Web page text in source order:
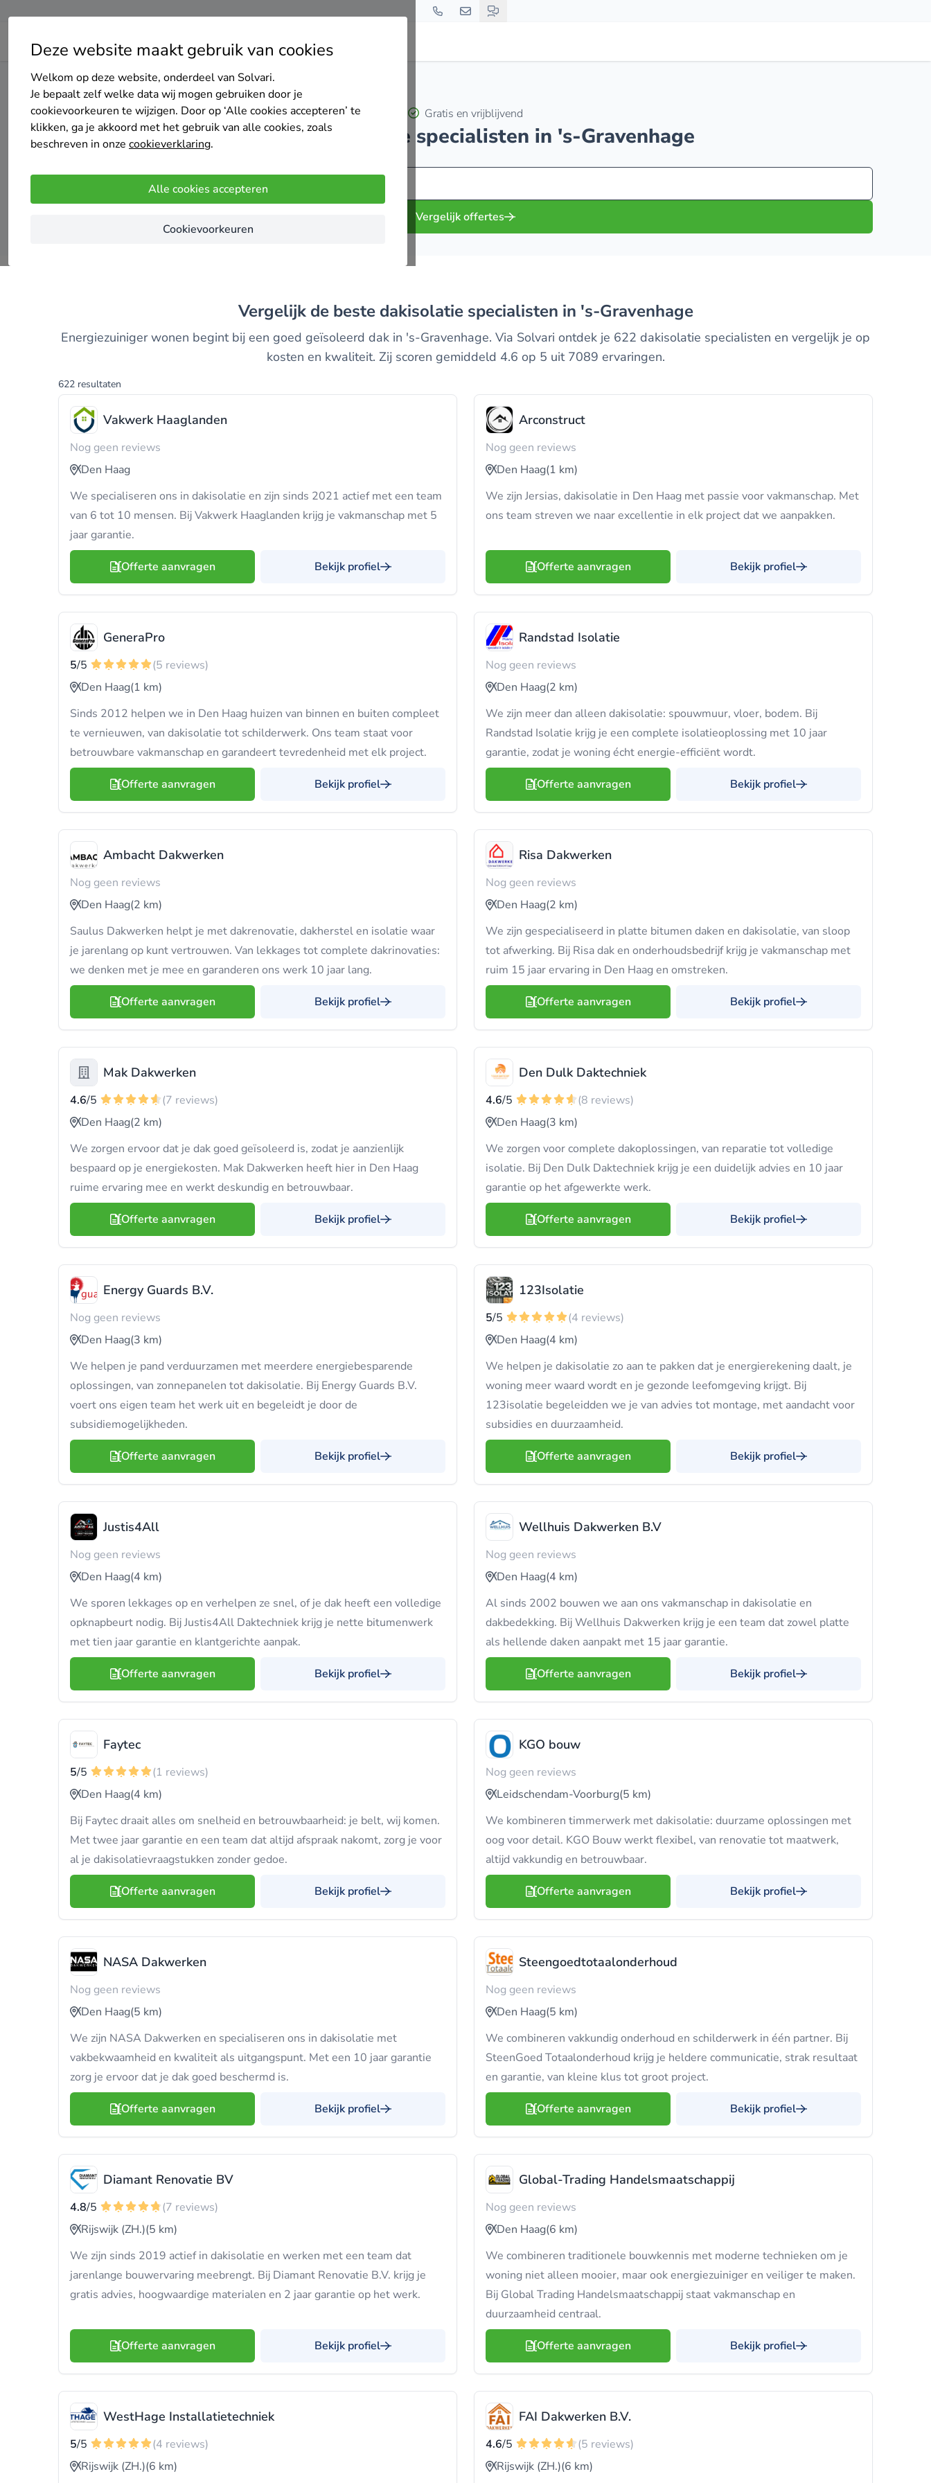
Deze website maakt gebruik van cookies
Welkom op deze website, onderdeel van Solvari.
Je bepaalt zelf welke data wij mogen gebruiken door je
cookievoorkeuren te wijzigen. Door op ‘Alle cookies accepteren’ te
klikken, ga je akkoord met het gebruik van alle cookies, zoals
beschreven in onze cookieverklaring.
Alle cookies accepteren
Cookievoorkeuren
Home Dakisolatie Zuid-Holland 's-Gravenhage
Gratis en vrijblijvend
Top 20 dakisolatie specialisten in 's-Gravenhage
Vergelijk offertes
Vergelijk de beste dakisolatie specialisten in 's-Gravenhage
Energiezuiniger wonen begint bij een goed geïsoleerd dak in 's-Gravenhage. Via Solvari ontdek je 622 dakisolatie specialisten en vergelijk je op
kosten en kwaliteit. Zij scoren gemiddeld 4.6 op 5 uit 7089 ervaringen.
622 resultaten
Vakwerk Haaglanden
Nog geen reviews
Den Haag
We specialiseren ons in dakisolatie en zijn sinds 2021 actief met een team
van 6 tot 10 mensen. Bij Vakwerk Haaglanden krijg je vakmanschap met 5
jaar garantie.
Offerte aanvragen Bekijk profiel
Arconstruct
Nog geen reviews
Den Haag(1 km)
We zijn Jersias, dakisolatie in Den Haag met passie voor vakmanschap. Met
ons team streven we naar excellentie in elk project dat we aanpakken.
Offerte aanvragen Bekijk profiel
GeneraPro
5/5
(5 reviews)
Den Haag(1 km)
Sinds 2012 helpen we in Den Haag huizen van binnen en buiten compleet
te vernieuwen, van dakisolatie tot schilderwerk. Ons team staat voor
betrouwbare vakmanschap en garandeert tevredenheid met elk project.
Offerte aanvragen Bekijk profiel
Randstad Isolatie
Nog geen reviews
Den Haag(2 km)
We zijn meer dan alleen dakisolatie: spouwmuur, vloer, bodem. Bij
Randstad Isolatie krijg je een complete isolatieoplossing met 10 jaar
garantie, zodat je woning écht energie-efficiënt wordt.
Offerte aanvragen Bekijk profiel
Ambacht Dakwerken
Nog geen reviews
Den Haag(2 km)
Saulus Dakwerken helpt je met dakrenovatie, dakherstel en isolatie waar
je jarenlang op kunt vertrouwen. Van lekkages tot complete dakrinovaties:
we denken met je mee en garanderen ons werk 10 jaar lang.
Offerte aanvragen Bekijk profiel
Risa Dakwerken
Nog geen reviews
Den Haag(2 km)
We zijn gespecialiseerd in platte bitumen daken en dakisolatie, van sloop
tot afwerking. Bij Risa dak en onderhoudsbedrijf krijg je vakmanschap met
ruim 15 jaar ervaring in Den Haag en omstreken.
Offerte aanvragen Bekijk profiel
Mak Dakwerken
4.6/5
(7 reviews)
Den Haag(2 km)
We zorgen ervoor dat je dak goed geïsoleerd is, zodat je aanzienlijk
bespaard op je energiekosten. Mak Dakwerken heeft hier in Den Haag
ruime ervaring mee en werkt deskundig en betrouwbaar.
Offerte aanvragen Bekijk profiel
Den Dulk Daktechniek
4.6/5
(8 reviews)
Den Haag(3 km)
We zorgen voor complete dakoplossingen, van reparatie tot volledige
isolatie. Bij Den Dulk Daktechniek krijg je een duidelijk advies en 10 jaar
garantie op het afgewerkte werk.
Offerte aanvragen Bekijk profiel
Energy Guards B.V.
Nog geen reviews
Den Haag(3 km)
We helpen je pand verduurzamen met meerdere energiebesparende
oplossingen, van zonnepanelen tot dakisolatie. Bij Energy Guards B.V.
voert ons eigen team het werk uit en begeleidt je door de
subsidiemogelijkheden.
Offerte aanvragen Bekijk profiel
123Isolatie
5/5
(4 reviews)
Den Haag(4 km)
We helpen je dakisolatie zo aan te pakken dat je energierekening daalt, je
woning meer waard wordt en je gezonde leefomgeving krijgt. Bij
123isolatie begeleidden we je van advies tot montage, met aandacht voor
subsidies en duurzaamheid.
Offerte aanvragen Bekijk profiel
Justis4All
Nog geen reviews
Den Haag(4 km)
We sporen lekkages op en verhelpen ze snel, of je dak heeft een volledige
opknapbeurt nodig. Bij Justis4All Daktechniek krijg je nette bitumenwerk
met tien jaar garantie en klantgerichte aanpak.
Offerte aanvragen Bekijk profiel
Wellhuis Dakwerken B.V
Nog geen reviews
Den Haag(4 km)
Al sinds 2002 bouwen we aan ons vakmanschap in dakisolatie en
dakbedekking. Bij Wellhuis Dakwerken krijg je een team dat zowel platte
als hellende daken aanpakt met 15 jaar garantie.
Offerte aanvragen Bekijk profiel
Faytec
5/5
(1 reviews)
Den Haag(4 km)
Bij Faytec draait alles om snelheid en betrouwbaarheid: je belt, wij komen.
Met twee jaar garantie en een team dat altijd afspraak nakomt, zorg je voor
al je dakisolatievraagstukken zonder gedoe.
Offerte aanvragen Bekijk profiel
KGO bouw
Nog geen reviews
Leidschendam-Voorburg(5 km)
We kombineren timmerwerk met dakisolatie: duurzame oplossingen met
oog voor detail. KGO Bouw werkt flexibel, van renovatie tot maatwerk,
altijd vakkundig en betrouwbaar.
Offerte aanvragen Bekijk profiel
NASA Dakwerken
Nog geen reviews
Den Haag(5 km)
We zijn NASA Dakwerken en specialiseren ons in dakisolatie met
vakbekwaamheid en kwaliteit als uitgangspunt. Met een 10 jaar garantie
zorg je ervoor dat je dak goed beschermd is.
Offerte aanvragen Bekijk profiel
Steengoedtotaalonderhoud
Nog geen reviews
Den Haag(5 km)
We combineren vakkundig onderhoud en schilderwerk in één partner. Bij
SteenGoed Totaalonderhoud krijg je heldere communicatie, strak resultaat
en garantie, van kleine klus tot groot project.
Offerte aanvragen Bekijk profiel
Diamant Renovatie BV
4.8/5
(7 reviews)
Rijswijk (ZH.)(5 km)
We zijn sinds 2019 actief in dakisolatie en werken met een team dat
jarenlange bouwervaring meebrengt. Bij Diamant Renovatie B.V. krijg je
gratis advies, hoogwaardige materialen en 2 jaar garantie op het werk.
Offerte aanvragen Bekijk profiel
Global-Trading Handelsmaatschappij
Nog geen reviews
Den Haag(6 km)
We combineren traditionele bouwkennis met moderne technieken om je
woning niet alleen mooier, maar ook energiezuiniger en veiliger te maken.
Bij Global Trading Handelsmaatschappij staat vakmanschap en
duurzaamheid centraal.
Offerte aanvragen Bekijk profiel
WestHage Installatietechniek
5/5
(4 reviews)
Rijswijk (ZH.)(6 km)
FAI Dakwerken B.V.
4.6/5
(5 reviews)
Rijswijk (ZH.)(6 km)